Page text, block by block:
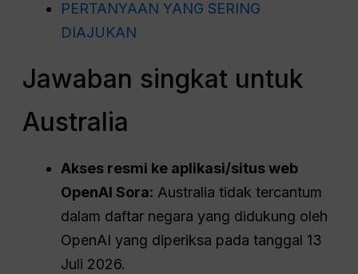
PERTANYAAN YANG SERING
DIAJUKAN
Jawaban singkat untuk
Australia
Akses resmi ke aplikasi/situs web
OpenAI Sora: Australia tidak tercantum
dalam daftar negara yang didukung oleh
OpenAI yang diperiksa pada tanggal 13
Juli 2026.